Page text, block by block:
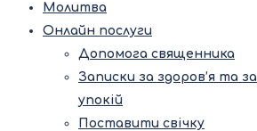
Молитва
Онлайн послуги
Допомога священника
Записки за здоров’я та за
упокій
Поставити свічку